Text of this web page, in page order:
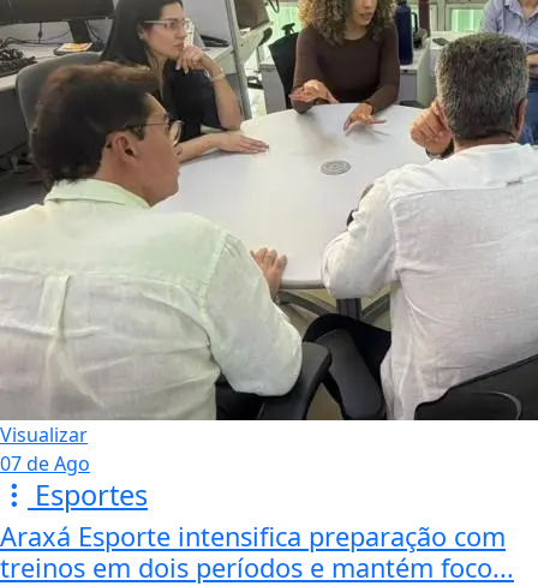
Visualizar
07 de Ago
Esportes
Araxá Esporte intensifica preparação com
treinos em dois períodos e mantém foco...